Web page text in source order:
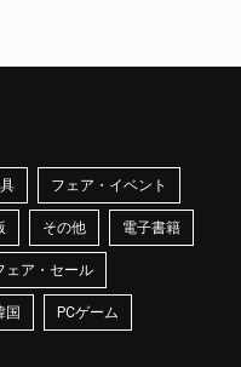
フェア・イベント
その他 電子書籍
ェア・セール
国 PCゲーム